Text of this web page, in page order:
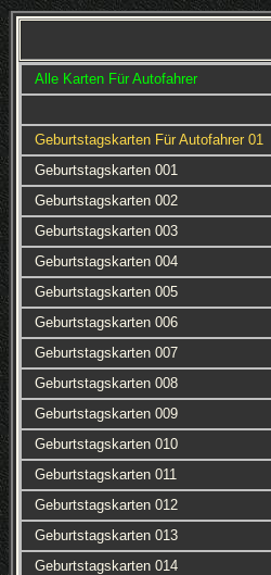
Alle Karten Für Autofahrer
Geburtstagskarten Für Autofahrer 01
Geburtstagskarten 001
Geburtstagskarten 002
Geburtstagskarten 003
Geburtstagskarten 004
Geburtstagskarten 005
Geburtstagskarten 006
Geburtstagskarten 007
Geburtstagskarten 008
Geburtstagskarten 009
Geburtstagskarten 010
Geburtstagskarten 011
Geburtstagskarten 012
Geburtstagskarten 013
Geburtstagskarten 014